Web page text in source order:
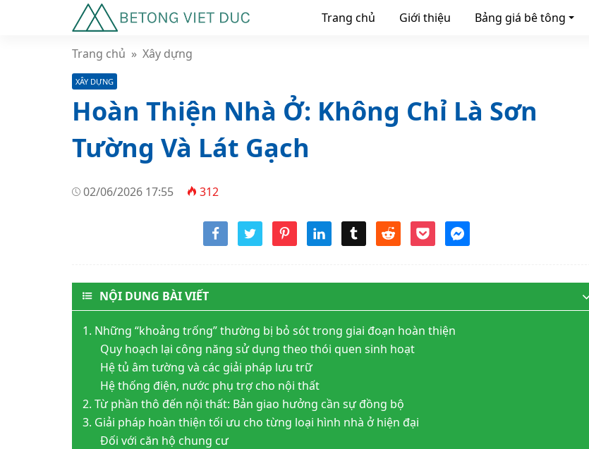
Trang chủ Giới thiệu Bảng giá bê tông
Trang chủ » Xây dựng
XÂY DỰNG
Hoàn Thiện Nhà Ở: Không Chỉ Là Sơn
Tường Và Lát Gạch
02/06/2026 17:55 312
NỘI DUNG BÀI VIẾT
1. Những “khoảng trống” thường bị bỏ sót trong giai đoạn hoàn thiện
Quy hoạch lại công năng sử dụng theo thói quen sinh hoạt
Hệ tủ âm tường và các giải pháp lưu trữ
Hệ thống điện, nước phụ trợ cho nội thất
2. Từ phần thô đến nội thất: Bản giao hưởng cần sự đồng bộ
3. Giải pháp hoàn thiện tối ưu cho từng loại hình nhà ở hiện đại
Đối với căn hộ chung cư